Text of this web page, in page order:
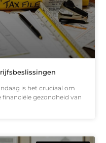
is het cruciaal om
gezondheid van